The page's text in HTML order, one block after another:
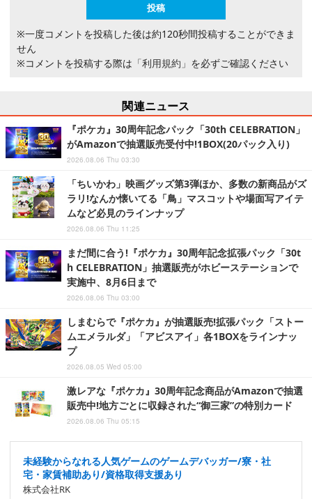
※一度コメントを投稿した後は約120秒間投稿することができま
せん
※コメントを投稿する際は 「利用規約」 を必ずご確認ください
関連ニュース
『ポケカ』30周年記念パック「30th CELEBRATION」
がAmazonで抽選販売受付中!1BOX(20パック入り)
2026.08.06 Thu 03:30
「ちいかわ」映画グッズ第3弾ほか、多数の新商品がズ
ラリ!なんか懐いてる「鳥」マスコットや場面写アイテ
ムなど必見のラインナップ
2026.08.06 Thu 11:25
まだ間に合う!『ポケカ』30周年記念拡張パック「30t
h CELEBRATION」抽選販売がホビーステーションで
実施中、8月6日まで
2026.08.06 Thu 03:00
しまむらで『ポケカ』が抽選販売!拡張パック「ストー
ムエメラルダ」「アビスアイ」各1BOXをラインナッ
プ
2026.08.05 Wed 05:00
激レアな『ポケカ』30周年記念商品がAmazonで抽選
販売中!地方ごとに収録された“御三家”の特別カード
2026.08.06 Thu 05:15
未経験からなれる人気ゲームのゲームデバッガー/寮・社
宅・家賃補助あり/資格取得支援あり
株式会社RK